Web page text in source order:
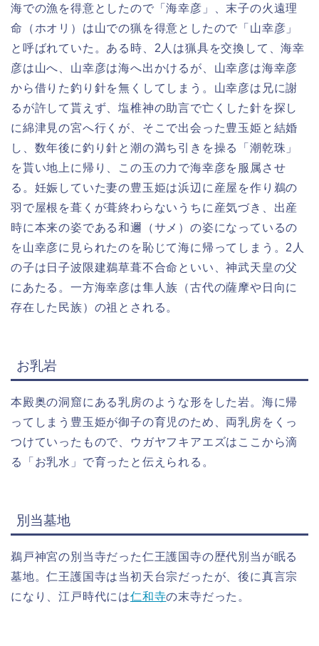
海での漁を得意としたので「海幸彦」、末子の火遠理
命（ホオリ）は山での猟を得意としたので「山幸彦」
と呼ばれていた。ある時、2人は猟具を交換して、海幸
彦は山へ、山幸彦は海へ出かけるが、山幸彦は海幸彦
から借りた釣り針を無くしてしまう。山幸彦は兄に謝
るが許して貰えず、塩椎神の助言で亡くした針を探し
に綿津見の宮へ行くが、そこで出会った豊玉姫と結婚
し、数年後に釣り針と潮の満ち引きを操る「潮乾珠」
を貰い地上に帰り、この玉の力で海幸彦を服属させ
る。妊娠していた妻の豊玉姫は浜辺に産屋を作り鵜の
羽で屋根を葺くが葺終わらないうちに産気づき、出産
時に本来の姿である和邇（サメ）の姿になっているの
を山幸彦に見られたのを恥じて海に帰ってしまう。2人
の子は日子波限建鵜草葺不合命といい、神武天皇の父
にあたる。一方海幸彦は隼人族（古代の薩摩や日向に
存在した民族）の祖とされる。
お乳岩
本殿奥の洞窟にある乳房のような形をした岩。海に帰
ってしまう豊玉姫が御子の育児のため、両乳房をくっ
つけていったもので、ウガヤフキアエズはここから滴
る「お乳水」で育ったと伝えられる。
別当墓地
鵜戸神宮の別当寺だった仁王護国寺の歴代別当が眠る
墓地。仁王護国寺は当初天台宗だったが、後に真言宗
になり、江戸時代には仁和寺の末寺だった。